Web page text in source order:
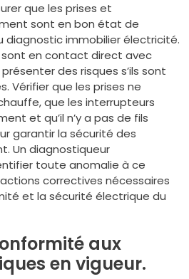
que les prises et
sont en bon état de
diagnostic immobilier électricité.
en contact direct avec
des risques s’ils sont
Vérifier que les prises ne
que les interrupteurs
et qu’il n’y a pas de fils
garantir la sécurité des
Un diagnostiqueur
toute anomalie à ce
correctives nécessaires
et la sécurité électrique du
aux
en vigueur.